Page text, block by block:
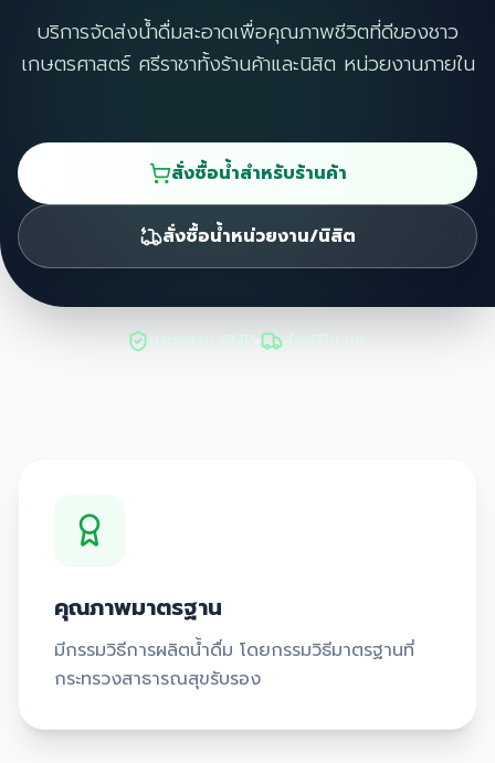
บริการจัดส่งน้ำดื่มสะอาดเพื่อคุณภาพชีวิตที่ดีของชาว
เกษตรศาสตร์ ศรีราชาทั้งร้านค้าและนิสิต หน่วยงานภายใน
สั่งซื้อน้ำสำหรับร้านค้า
สั่งซื้อน้ำหน่วยงาน/นิสิต
คุณภาพมาตรฐาน
มีกรรมวิธีการผลิตน้ำดื่ม โดยกรรมวิธีมาตรฐานที่
กระทรวงสาธารณสุขรับรอง